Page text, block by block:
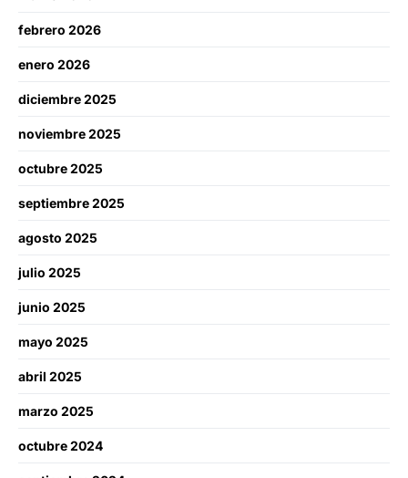
febrero 2026
enero 2026
diciembre 2025
noviembre 2025
octubre 2025
septiembre 2025
agosto 2025
julio 2025
junio 2025
mayo 2025
abril 2025
marzo 2025
octubre 2024